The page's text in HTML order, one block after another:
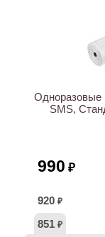
Одноразовые
SMS,
990 ₽
920 ₽
851 ₽